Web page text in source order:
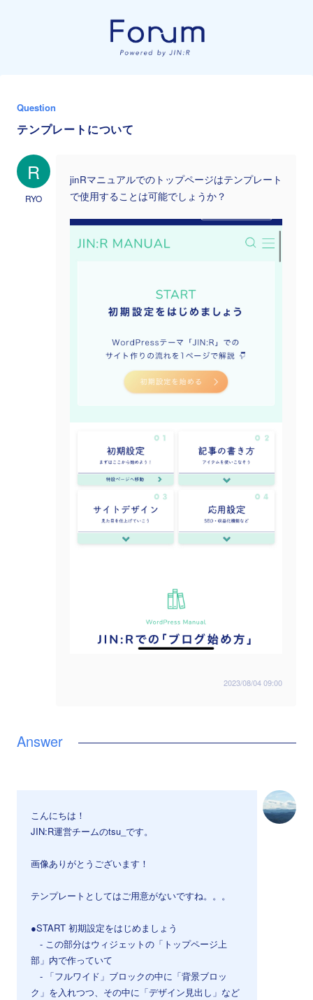
Question
テンプレートについて
R
RYO
jinRマニュアルでのトップページはテンプレート
で使用することは可能でしょうか？
2023/08/04 09:00
こんにちは！
JIN:R運営チームのtsu_です。
画像ありがとうございます！
テンプレートとしてはご用意がないですね。。。
●START 初期設定をはじめましょう
- この部分はウィジェットの「トップページ上
部」内で作っていて
- 「フルワイド」ブロックの中に「背景ブロッ
ク」を入れつつ、その中に「デザイン見出し」など